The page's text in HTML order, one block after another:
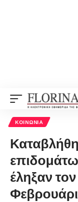
ΚΟΙΝΩΝΊΑ
έληξαν